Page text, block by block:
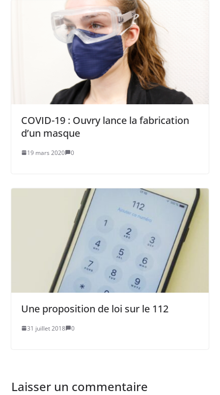
COVID-19 : Ouvry lance la fabrication
d’un masque
19 mars 2020 0
Une proposition de loi sur le 112
31 juillet 2018 0
Laisser un commentaire